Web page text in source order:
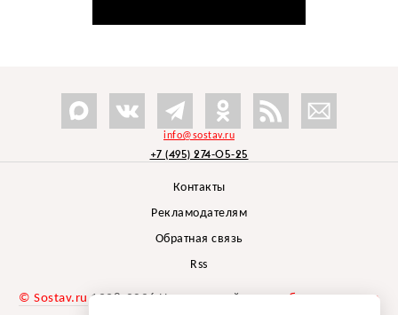
info@sostav.ru
+7 (495) 274-05-25
Контакты
Рекламодателям
Обратная связь
Rss
© Sostav.ru 1998-2026 Независимый проектбрендингового